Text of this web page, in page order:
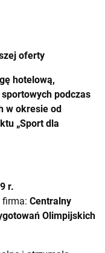
oferty
hotelową,
podczas
w okresie od
„Sport dla
r.
firma: Centralny
Olimpijskich